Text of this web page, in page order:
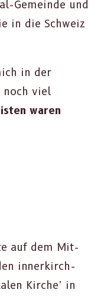
Gemeinde und
in die Schweiz
in der
noch viel
waren
auf dem Mit­
innerkirch­
Kirche’ in